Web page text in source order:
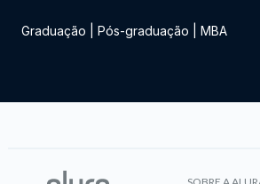
Graduação Pós-graduação MBA